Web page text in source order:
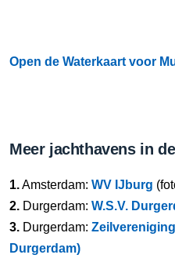
Open de Waterkaart voor
Meer jachthavens in
1.Amsterdam: WV IJburg
2. Durgerdam: W.S.V.
3. Durgerdam:
Durgerdam)